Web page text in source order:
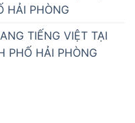
HẢI PHÒNG
TIẾNG VIỆT TẠI
PHỐ HẢI PHÒNG